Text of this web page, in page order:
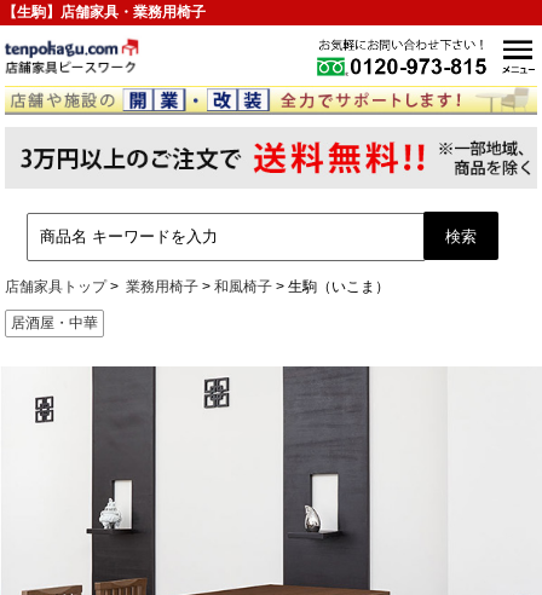
【生駒】店舗家具・業務用椅子
店舗家具トップ 業務用椅子 和風椅子 生駒（いこま）
居酒屋・中華